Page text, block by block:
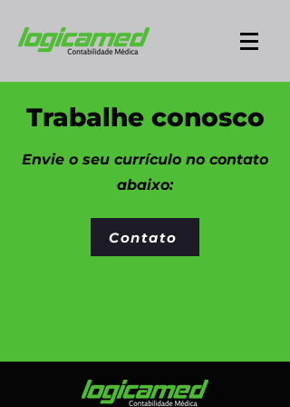
Trabalhe conosco
Envie o seu currículo no contato
abaixo:
Contato